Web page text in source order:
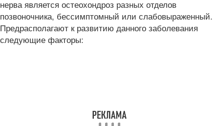
нерва является остеохондроз разных отделов
позвоночника, бессимптомный или слабовыраженный.
Предрасполагают к развитию данного заболевания
следующие факторы: